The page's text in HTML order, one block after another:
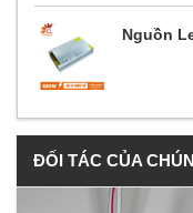
Nguồn
ĐỐI TÁC CỦA